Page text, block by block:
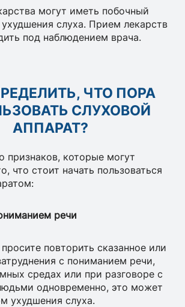
могут иметь побочный
слуха. Прием лекарств
под наблюдением врача.
ЧТО ПОРА
СЛУХОВОЙ
АППАРАТ?
признаков, которые могут
что стоит начать пользоваться
речи
повторить сказанное или
с пониманием речи,
средах или при разговоре с
одновременно, это может
ухудшения слуха.